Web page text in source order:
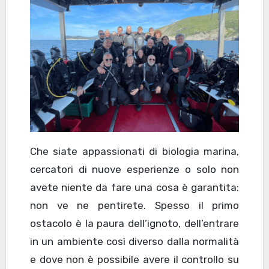
Che siate appassionati di biologia marina,
cercatori di nuove esperienze o solo non
avete niente da fare una cosa è garantita:
non ve ne pentirete. Spesso il primo
ostacolo è la paura dell’ignoto, dell’entrare
in un ambiente così diverso dalla normalità
e dove non è possibile avere il controllo su